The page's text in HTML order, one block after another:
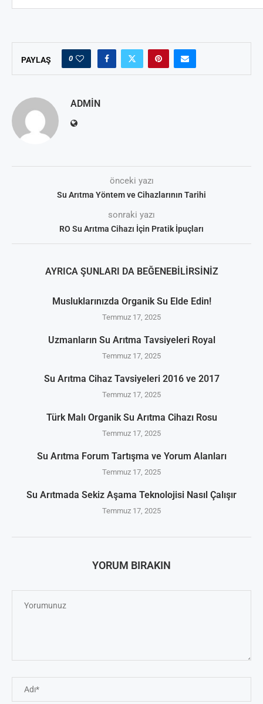
PAYLAŞ 0
ADMIN
önceki yazı
Su Arıtma Yöntem ve Cihazlarının Tarihi
sonraki yazı
RO Su Arıtma Cihazı İçin Pratik İpuçları
AYRICA ŞUNLARI DA BEĞENEBILIRSINIZ
Musluklarınızda Organik Su Elde Edin!
Temmuz 17, 2025
Uzmanların Su Arıtma Tavsiyeleri Royal
Temmuz 17, 2025
Su Arıtma Cihaz Tavsiyeleri 2016 ve 2017
Temmuz 17, 2025
Türk Malı Organik Su Arıtma Cihazı Rosu
Temmuz 17, 2025
Su Arıtma Forum Tartışma ve Yorum Alanları
Temmuz 17, 2025
Su Arıtmada Sekiz Aşama Teknolojisi Nasıl Çalışır
Temmuz 17, 2025
YORUM BIRAKIN